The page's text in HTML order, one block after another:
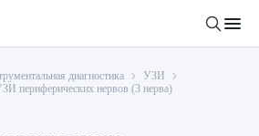
Личный кабинет
диагностика
УЗИ
периферических нервов (3 нерва)